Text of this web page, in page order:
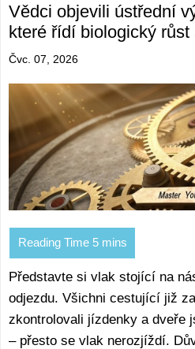
Vědci objevili ústřední
které řídí biologický růst
Čvc. 07, 2026
Představte si vlak stojící na
odjezdu. Všichni cestující již
zkontrolovali jízdenky a dveře
– přesto se vlak nerozjíždí.